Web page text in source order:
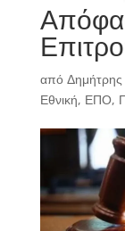
από
Εθνική, ΕΠΟ,